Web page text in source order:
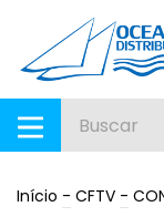
Início - CFTV -